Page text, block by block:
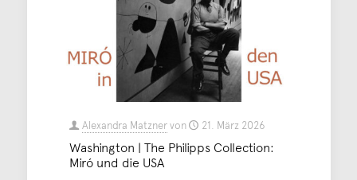
Alexandra Matznervon 21. März 2026
Washington | The Philipps Collection:
Miró und die USA